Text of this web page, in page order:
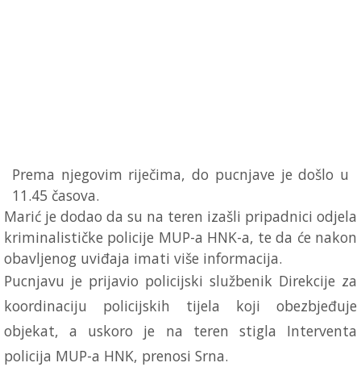
Prema njegovim riječima, do pucnjave je došlo u
11.45 časova.
Marić je dodao da su na teren izašli pripadnici odjela
kriminalističke policije MUP-a HNK-a, te da će nakon
obavljenog uviđaja imati više informacija.
Pucnjavu je prijavio policijski službenik Direkcije za
koordinaciju policijskih tijela koji obezbjeđuje
objekat, a uskoro je na teren stigla Interventa
policija MUP-a HNK, prenosi Srna.